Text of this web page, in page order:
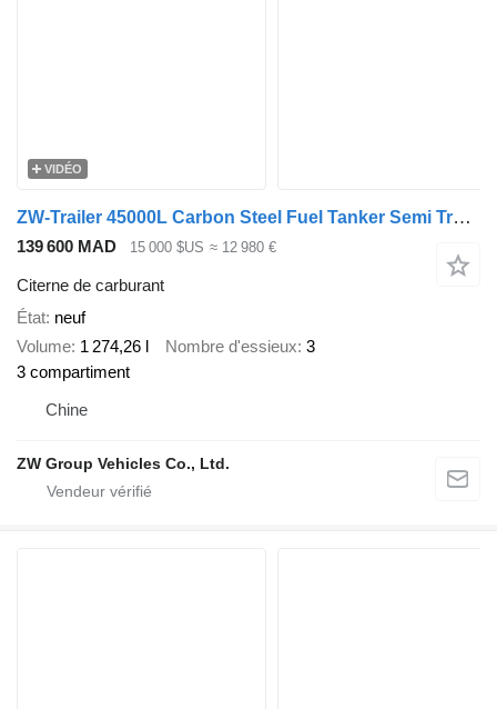
VIDÉO
ZW-Trailer 45000L Carbon Steel Fuel Tanker Semi Trailer for UAE
139 600 MAD 15 000 $US ≈ 12 980 €
Citerne de carburant
État neuf
Volume 1 274,26 l Nombre d'essieux 3
3 compartiment
Chine
ZW Group Vehicles Co., Ltd.